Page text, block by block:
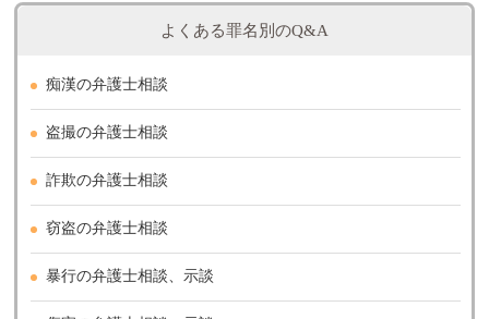
よくある罪名別のQ&A
痴漢の弁護士相談
盗撮の弁護士相談
詐欺の弁護士相談
窃盗の弁護士相談
暴行の弁護士相談、示談